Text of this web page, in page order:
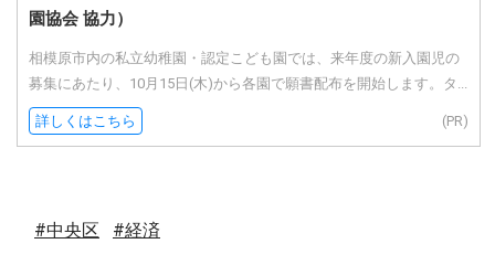
園協会 協力）
相模原市内の私立幼稚園・認定こども園では、来年度の新入園児の
募集にあたり、10月15日(木)から各園で願書配布を開始します。タ...
詳しくはこちら (PR)
#中央区 #経済